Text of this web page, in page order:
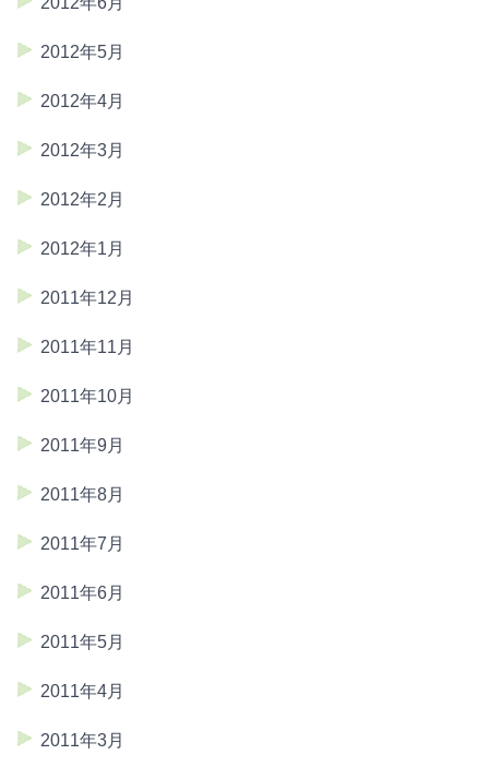
2012年5月
2012年4月
2012年3月
2012年2月
2012年1月
2011年12月
2011年11月
2011年10月
2011年9月
2011年8月
2011年7月
2011年6月
2011年5月
2011年4月
2011年3月